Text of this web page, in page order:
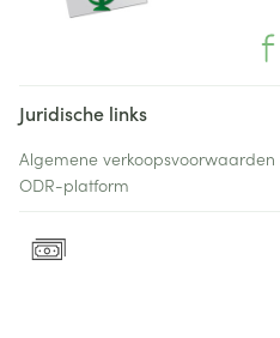
Juridische links
Algemene verkoopsvoorwaarden
ODR-platform